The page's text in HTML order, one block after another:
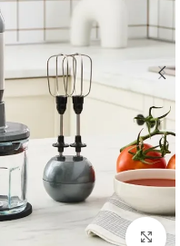
بزرگنمایی تصویر